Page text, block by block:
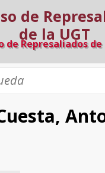
de Represaliados de
Dinámica
Avanzada